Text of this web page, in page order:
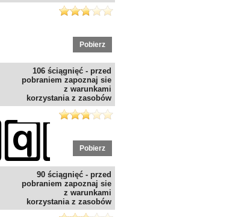
Pobierz
106 ściągnięć - przed
pobraniem zapoznaj sie
z warunkami
korzystania z zasobów
Pobierz
90 ściągnięć - przed
pobraniem zapoznaj sie
z warunkami
korzystania z zasobów